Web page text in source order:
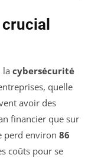
la cybersécurité
quelle
avoir des
financier que sur
perd environ 86
coûts pour se